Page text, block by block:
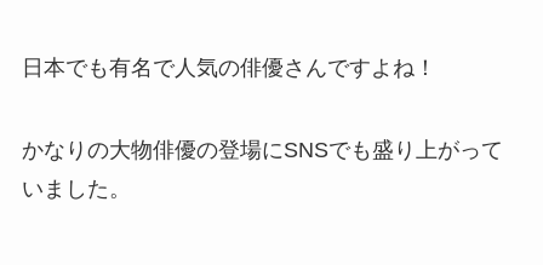
日本でも有名で人気の俳優さんですよね！
かなりの大物俳優の登場にSNSでも盛り上がって
いました。